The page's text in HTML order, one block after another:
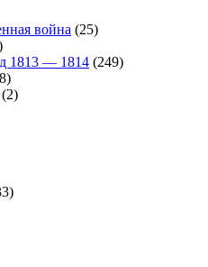
война (25)
1813 — 1814 (249)
(2)